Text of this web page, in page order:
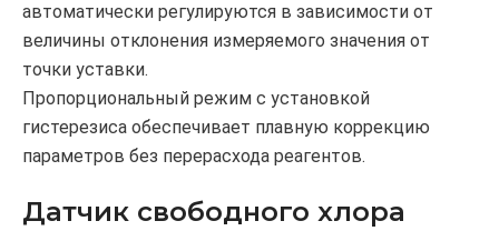
автоматически регулируются в зависимости от
величины отклонения измеряемого значения от
точки уставки.
Пропорциональный режим с установкой
гистерезиса обеспечивает плавную коррекцию
параметров без перерасхода реагентов.
Датчик свободного хлора